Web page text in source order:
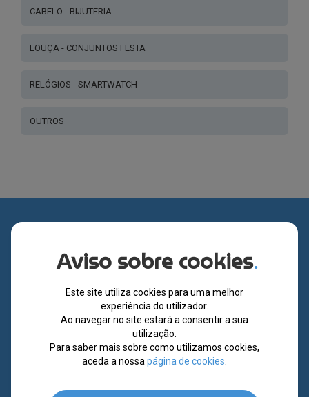
CABELO - BIJUTERIA
LOUÇA - CONJUNTOS FESTA
RELÓGIOS - SMARTWATCH
OUTROS
Aviso sobre cookies.
Este site utiliza cookies para uma melhor
experiência do utilizador.
Ao navegar no site estará a consentir a sua
utilização.
Para saber mais sobre como utilizamos cookies,
aceda a nossa página de cookies
Subscreva as nossas novidades e promoções diárias,
SUBSCREVER
Li e aceito a política de privacidade deste website.